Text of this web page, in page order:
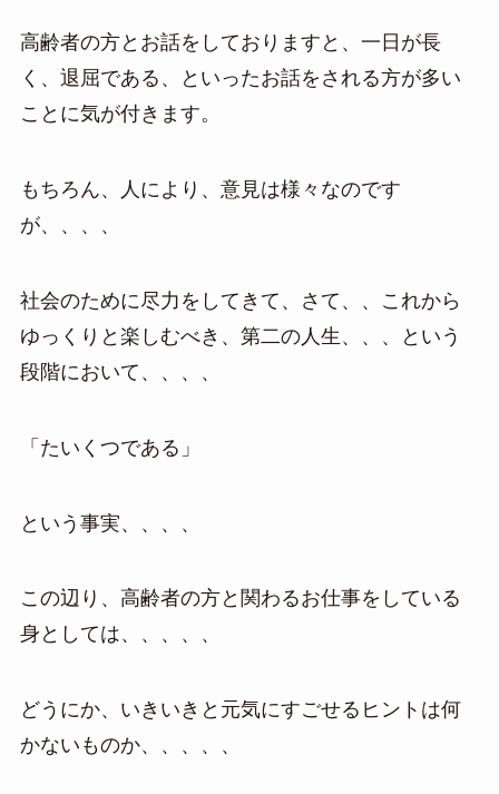
高齢者の方とお話をしておりますと、一日が長
く、退屈である、といったお話をされる方が多い
ことに気が付きます。
もちろん、人により、意見は様々なのです
が、、、、
社会のために尽力をしてきて、さて、、これから
ゆっくりと楽しむべき、第二の人生、、、という
段階において、、、、
「たいくつである」
という事実、、、、
この辺り、高齢者の方と関わるお仕事をしている
身としては、、、、、
どうにか、いきいきと元気にすごせるヒントは何
かないものか、、、、、